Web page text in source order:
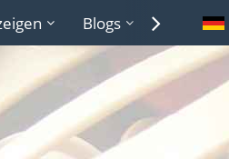
Blogs Lexikon